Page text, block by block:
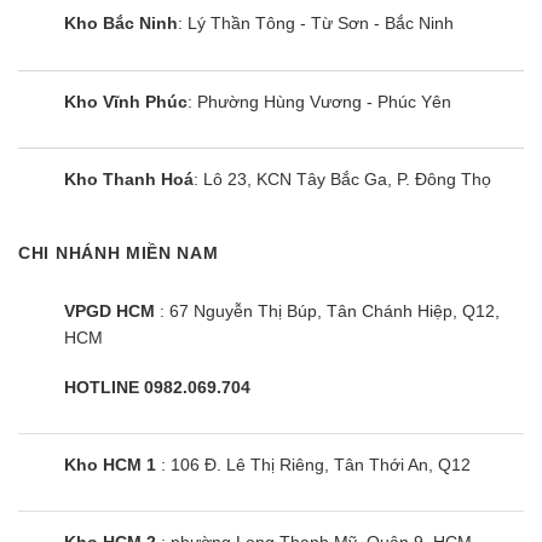
✅ Bảo hành: Toàn quốc tại nhà
✅ Hỗ trợ trả góp: Có
Kho Bắc Ninh: Lý Thần Tông - Từ Sơn - Bắc Ninh
Kho Vĩnh Phúc: Phường Hùng Vương - Phúc Yên
Kho Thanh Hoá: Lô 23, KCN Tây Bắc Ga, P. Đông Thọ
CHI NHÁNH MIỀN NAM
VPGD HCM : 67 Nguyễn Thị Búp, Tân Chánh Hiệp, Q12,
HCM
HOTLINE 0982.069.704
Kho HCM 1 : 106 Đ. Lê Thị Riêng, Tân Thới An, Q12